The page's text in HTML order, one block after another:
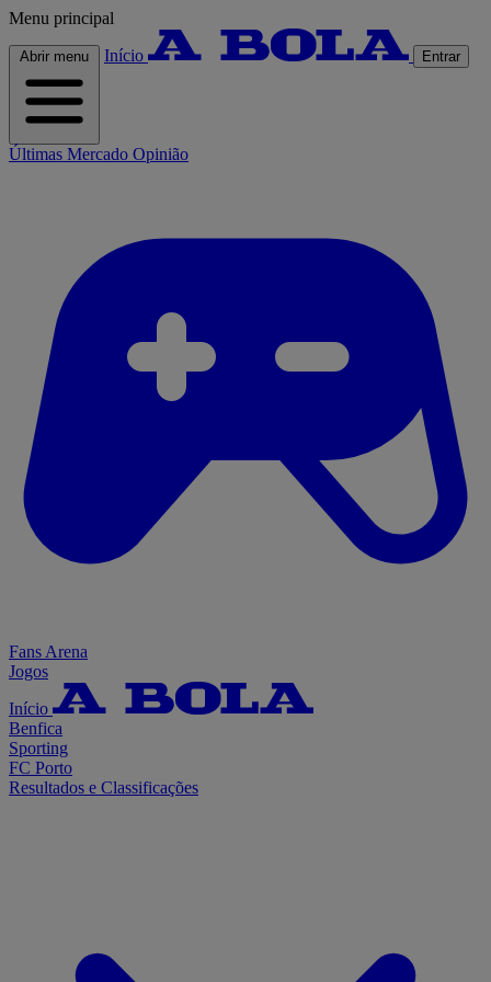
Menu principal
Abrir menu Início Entrar
Últimas Mercado Opinião
Fans Arena
Jogos
Início
Benfica
Sporting
FC Porto
Resultados e Classificações